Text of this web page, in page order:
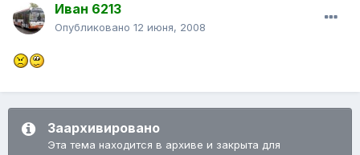
Иван 6213
Опубликовано 12 июня, 2008
Заархивировано
Эта тема находится в архиве и закрыта для